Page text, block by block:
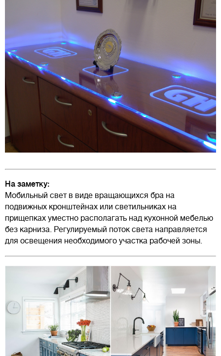
На заметку:
Мобильный свет в виде вращающихся бра на
подвижных кронштейнах или светильниках на
прищепках уместно располагать над кухонной мебелью
без карниза. Регулируемый поток света направляется
для освещения необходимого участка рабочей зоны.